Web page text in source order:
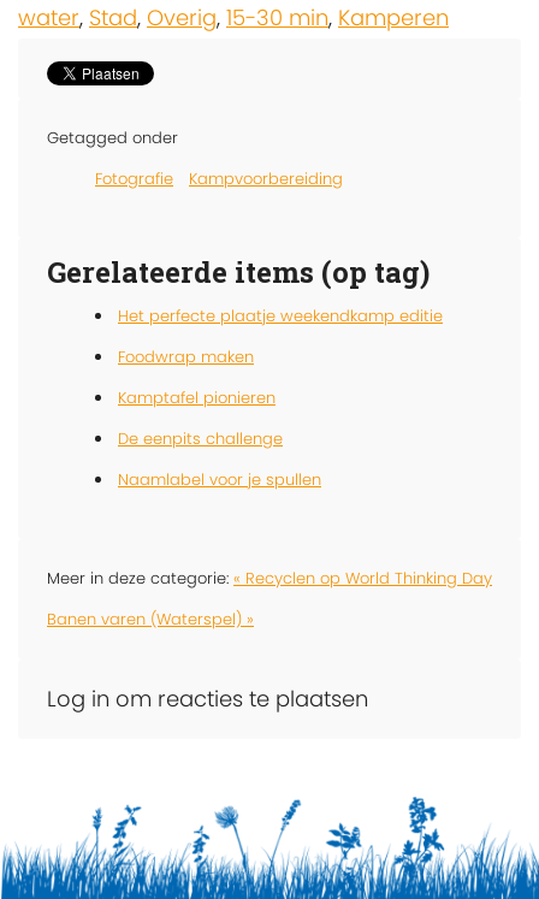
water, Stad, Overig, 15-30 min, Kamperen
Getagged onder
Fotografie
Kampvoorbereiding
Gerelateerde items (op tag)
Het perfecte plaatje weekendkamp editie
Foodwrap maken
Kamptafel pionieren
De eenpits challenge
Naamlabel voor je spullen
Meer in deze categorie: « Recyclen op World Thinking Day
Banen varen (Waterspel) »
Log in om reacties te plaatsen